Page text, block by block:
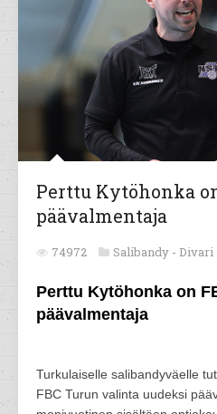
Perttu Kytöhonka
päävalmentaja
74972 Salibandy - Divari
Perttu Kytöhonka on
päävalmentaja
Turkulaiselle salibandyväelle
FBC Turun valinta uudeksi